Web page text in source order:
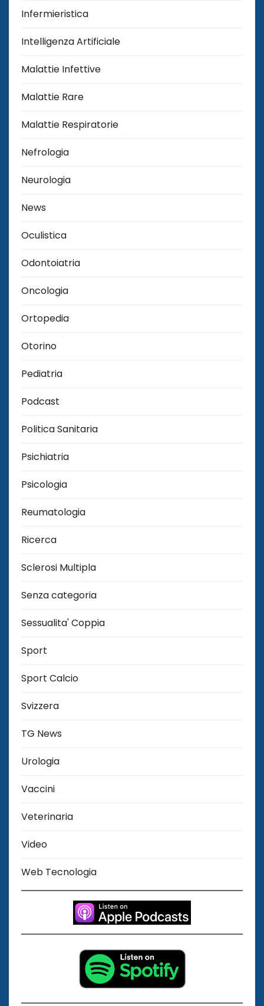
Infermieristica
Intelligenza Artificiale
Malattie Infettive
Malattie Rare
Malattie Respiratorie
Nefrologia
Neurologia
News
Oculistica
Odontoiatria
Oncologia
Ortopedia
Otorino
Pediatria
Podcast
Politica Sanitaria
Psichiatria
Psicologia
Reumatologia
Ricerca
Sclerosi Multipla
Senza categoria
Sessualita' Coppia
Sport
Sport Calcio
Svizzera
TG News
Urologia
Vaccini
Veterinaria
Video
Web Tecnologia